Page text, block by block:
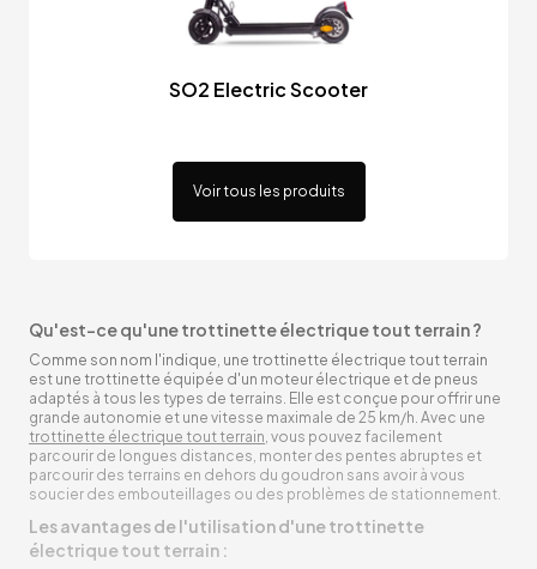
SO2 Electric Scooter
Voir tous les produits
Qu'est-ce qu'une trottinette électrique tout terrain ?
Comme son nom l'indique, une trottinette électrique tout terrain
est une trottinette équipée d'un moteur électrique et de pneus
adaptés à tous les types de terrains. Elle est conçue pour offrir une
grande autonomie et une vitesse maximale de 25 km/h. Avec une
trottinette électrique tout terrain, vous pouvez facilement
parcourir de longues distances, monter des pentes abruptes et
parcourir des terrains en dehors du goudron sans avoir à vous
soucier des embouteillages ou des problèmes de stationnement.
Les avantages de l'utilisation d'une trottinette
électrique tout terrain :